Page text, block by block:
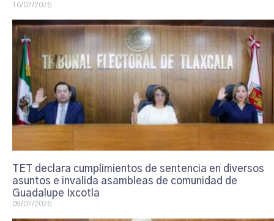
16/07/2026
TET declara cumplimientos de sentencia en diversos
asuntos e invalida asambleas de comunidad de
Guadalupe Ixcotla
09/07/2026